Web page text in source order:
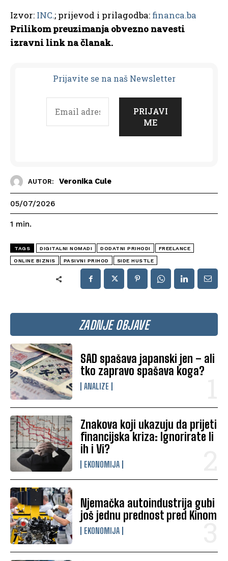
ZADNJE OBJAVE
SAD spašava japanski jen – ali
tko zapravo spašava koga?
ANALIZE
Znakova koji ukazuju da prijeti
financijska kriza: Ignorirate li
ih i Vi?
EKONOMIJA
Njemačka autoindustrija gubi
još jednu prednost pred Kinom
EKONOMIJA
Izvor: INC.; prijevod i prilagodba: financa.ba
Prilikom preuzimanja obvezno navesti
izravni link na članak.
Prijavite se na naš Newsletter
AUTOR: Veronika Cule
05/07/2026
1 min.
TAGS DIGITALNI NOMADI DODATNI PRIHODI FREELANCE
ONLINE BIZNIS PASIVNI PRIHOD SIDE HUSTLE